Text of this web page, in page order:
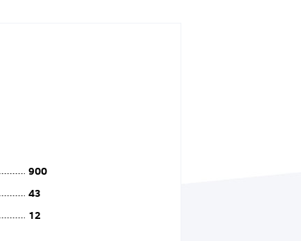
900
43
12